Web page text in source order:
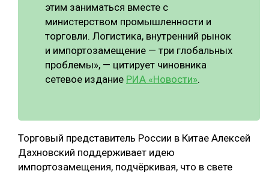
этим заниматься вместе с
министерством промышленности и
торговли. Логистика, внутренний рынок
и импортозамещение — три глобальных
проблемы», — цитирует чиновника
сетевое издание РИА «Новости».
Торговый представитель России в Китае Алексей
Дахновский поддерживает идею
импортозамещения, подчёркивая, что в свете